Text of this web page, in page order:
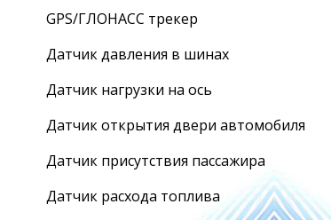
GPS/ГЛОНАСС трекер
Датчик давления в шинах
Датчик нагрузки на ось
Датчик открытия двери автомобиля
Датчик присутствия пассажира
Датчик расхода топлива